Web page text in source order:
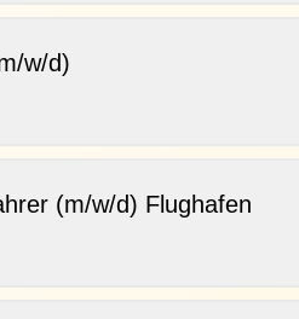
w/d)
(m/w/d) Flughafen